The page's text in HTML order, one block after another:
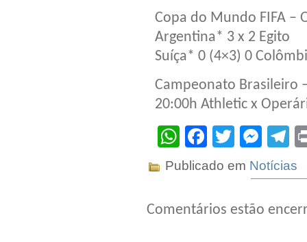
Copa do Mundo FIFA –
Argentina* 3 x 2 Egito
Suíça* 0 (4×3) 0
Campeonato Brasileiro
20:00h Athletic x
WhatsApp
Facebook
Twitter
Publicado em Notícias
Comentários estão